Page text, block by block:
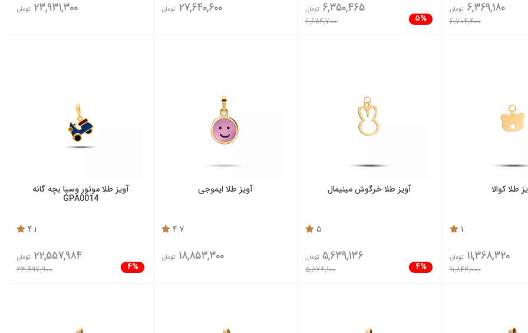
6,369,180 تومان
6,704,400
5%
6,350,465 تومان
6,684,700
27,640,600 تومان 23,931,300 تومان
طلا کوالا
1
11,368,320 تومان
11,842,000
آویز طلا خرگوش مینیمال
5
4%
5,639,136 تومان
5,874,100
آویز طلا ایموجی
4.7
18,853,300 تومان
آویز طلا موتور وسپا بچه گانه
GPA0014
4.1
4%
22,557,984 تومان
23,497,900